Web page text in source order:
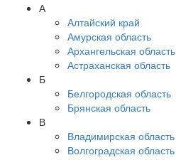
А
Алтайский край
Амурская область
Архангельская область
Астраханская область
Б
Белгородская область
Брянская область
В
Владимирская область
Волгоградская область